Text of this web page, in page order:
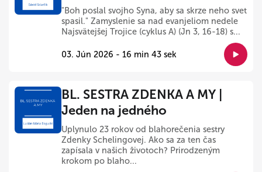
"Boh poslal svojho Syna, aby sa skrze neho svet
spasil." Zamyslenie sa nad evanjeliom nedele
Najsvätejšej Trojice (cyklus A) (Jn 3, 16-18) s...
03. Jún 2026 - 16 min 43 sek
BL. SESTRA ZDENKA A MY |
Jeden na jedného
Uplynulo 23 rokov od blahorečenia sestry
Zdenky Schelingovej. Ako sa za ten čas
zapísala v našich životoch? Prirodzeným
krokom po blaho...